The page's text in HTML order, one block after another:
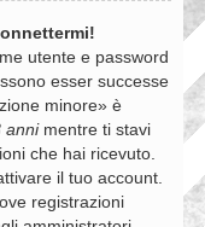
utente e password
esser successe
minore» è
annimentre ti stavi
che hai ricevuto.
il tuo account.
registrazioni